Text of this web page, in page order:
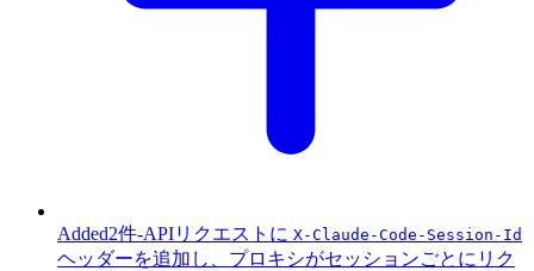
Added2件-APIリクエストに X-Claude-Code-Session-Id
ヘッダーを追加し、プロキシがセッションごとにリク